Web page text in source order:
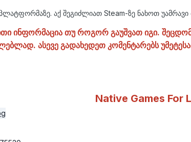
აქ შეგიძლიათ Steam-ზე ნახოთ უამრავი
ინფორმაცია თუ როგორ გაუშვათ იგი.
ასევე გადახედეთ კომენტარებს
Native Games For